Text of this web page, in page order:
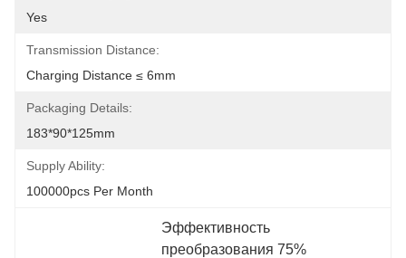
Yes
Transmission Distance:
Charging Distance ≤ 6mm
Packaging Details:
183*90*125mm
Supply Ability:
100000pcs Per Month
Эффективность
преобразования 75%